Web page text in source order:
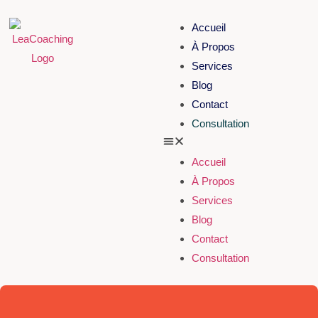
Accueil
À Propos
Services
Blog
Contact
Consultation
Accueil
À Propos
Services
Blog
Contact
Consultation